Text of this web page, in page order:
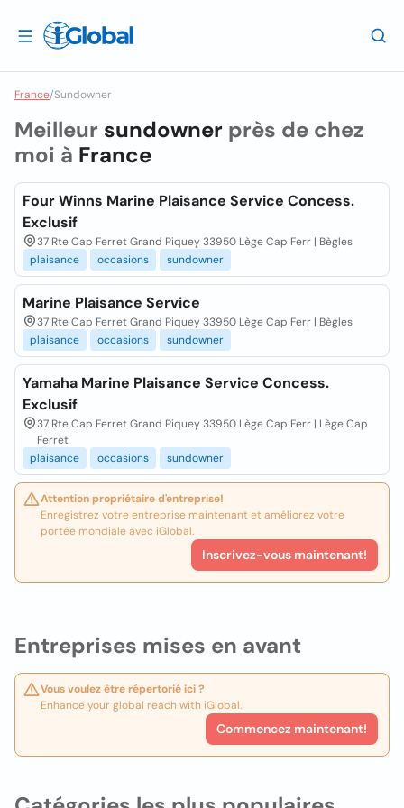
France/Sundowner
Entreprises mises en avant
Vous voulez être répertorié ici ?
Enhance your global reach with iGlobal.
Commencez maintenant!
Meilleur sundowner près de chez
moi à France
Four Winns Marine Plaisance Service Concess.
Exclusif
37 Rte Cap Ferret Grand Piquey 33950 Lège Cap Ferr | Bègles
plaisance
occasions sundowner
Marine Plaisance Service
37 Rte Cap Ferret Grand Piquey 33950 Lège Cap Ferr | Bègles
plaisance
occasions sundowner
Yamaha Marine Plaisance Service Concess.
Exclusif
37 Rte Cap Ferret Grand Piquey 33950 Lège Cap Ferr | Lège Cap
Ferret
plaisance
occasions sundowner
Attention propriétaire d'entreprise!
Enregistrez votre entreprise maintenant et améliorez votre
portée mondiale avec iGlobal.
Inscrivez-vous maintenant!